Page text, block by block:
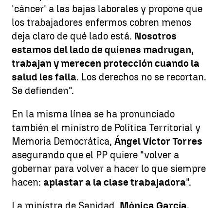
'cáncer' a las bajas laborales y propone que
los trabajadores enfermos cobren menos
deja claro de qué lado está. Nosotros
estamos del lado de quienes madrugan,
trabajan y merecen protección cuando la
salud les falla. Los derechos no se recortan.
Se defienden".
En la misma línea se ha pronunciado
también el ministro de Política Territorial y
Memoria Democrática, Ángel Víctor Torres
asegurando que el PP quiere "volver a
gobernar para volver a hacer lo que siempre
hacen: aplastar a la clase trabajadora".
La ministra de Sanidad, Mónica García,